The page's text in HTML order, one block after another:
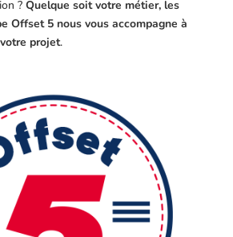
? Quelque soit votre métier, les
Offset 5 nous vous accompagne à
projet.